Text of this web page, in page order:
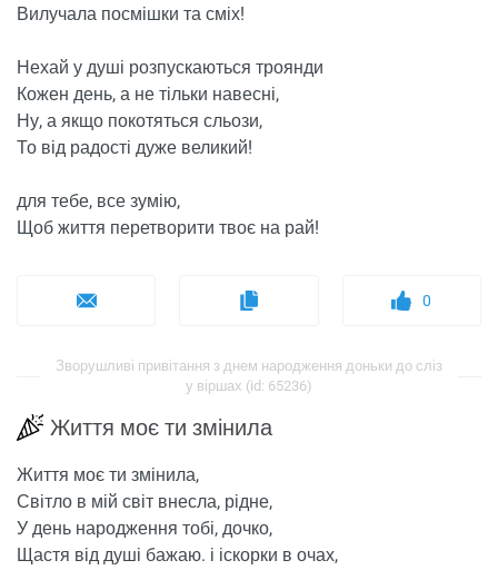
Вилучала посмішки та сміх!
Нехай у душі розпускаються троянди
Кожен день, а не тільки навесні,
Ну, а якщо покотяться сльози,
То від радості дуже великий!
для тебе, все зумію,
Щоб життя перетворити твоє на рай!
0
Зворушливі привітання з днем ​​народження доньки до сліз
у віршах (id: 65236)
Життя моє ти змінила
Життя моє ти змінила,
Світло в мій світ внесла, рідне,
У день народження тобі, дочко,
Щастя від душі бажаю. і іскорки в очах,